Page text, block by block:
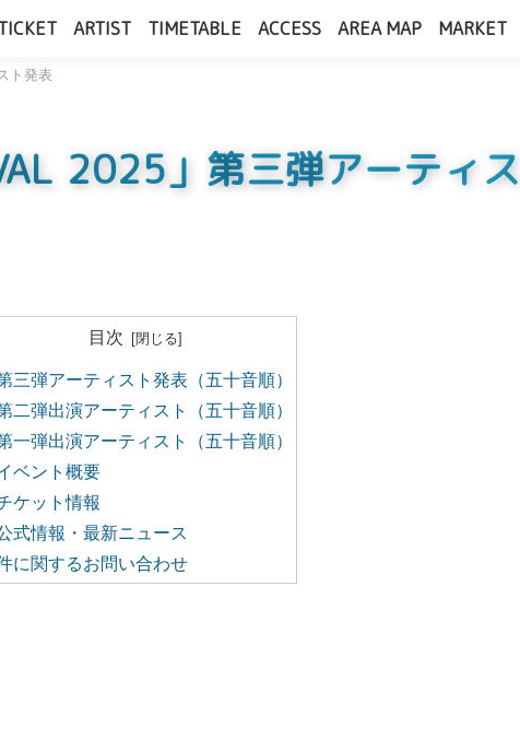
ARTIST TIMETABLE ACCESS AREA MAP MARKET
ト発表
2025」第三弾アーティ
目次
三弾アーティスト発表（五十音順）
二弾出演アーティスト（五十音順）
一弾出演アーティスト（五十音順）
ベント概要
ケット情報
式情報・最新ニュース
に関するお問い合わせ